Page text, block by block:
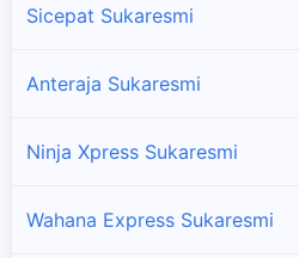
Sicepat Sukaresmi
Anteraja Sukaresmi
Ninja Xpress Sukaresmi
Wahana Express Sukaresmi